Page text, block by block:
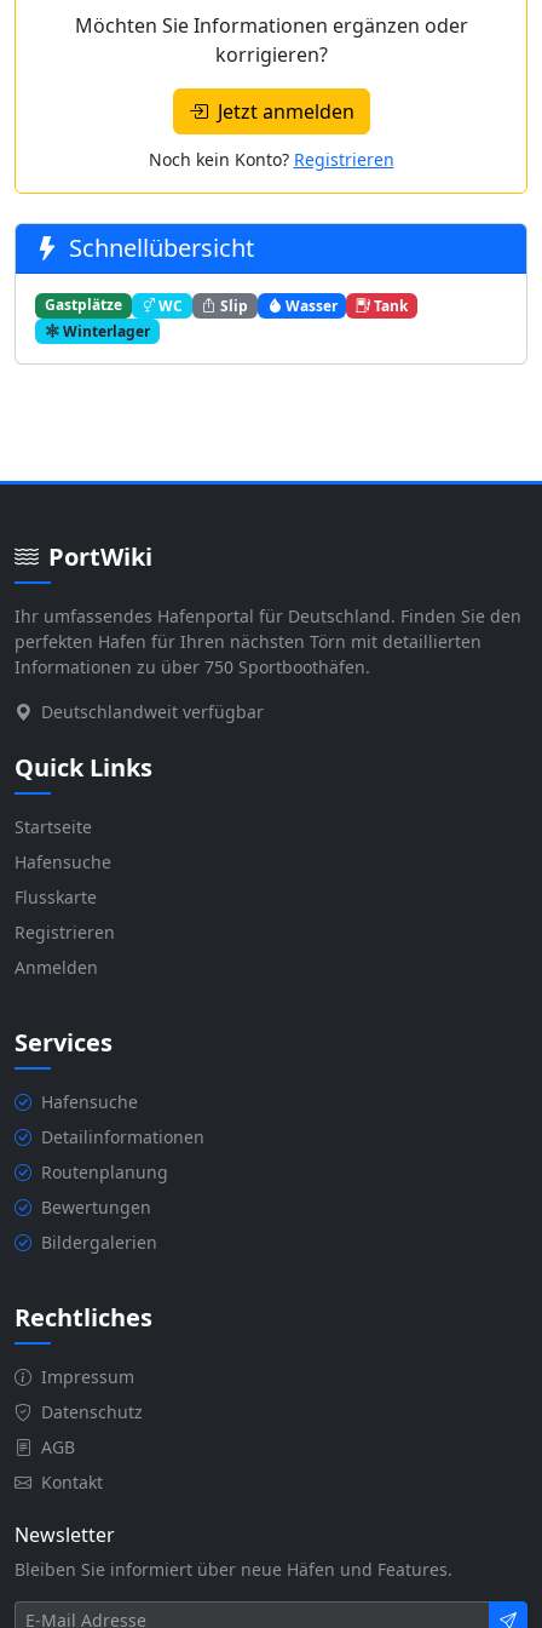
Möchten Sie Informationen ergänzen oder
korrigieren?
Jetzt anmelden
Noch kein Konto? Registrieren
Schnellübersicht
Gastplätze WC Slip Wasser
Tank
Winterlager
PortWiki
Ihr umfassendes Hafenportal für Deutschland. Finden Sie den
perfekten Hafen für Ihren nächsten Törn mit detaillierten
Informationen zu über 750 Sportboothäfen.
Deutschlandweit verfügbar
Quick Links
Startseite
Hafensuche
Flusskarte
Registrieren
Anmelden
Services
Hafensuche
Detailinformationen
Routenplanung
Bewertungen
Bildergalerien
Rechtliches
Impressum
Datenschutz
AGB
Kontakt
Newsletter
Bleiben Sie informiert über neue Häfen und Features.